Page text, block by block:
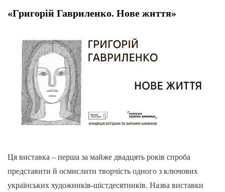
«Григорій Гавриленко. Нове життя»
Ця виставка – перша за майже двадцять років спроба
представити й осмислити творчість одного з ключових
українських художників-шістдесятників. Назва виставки